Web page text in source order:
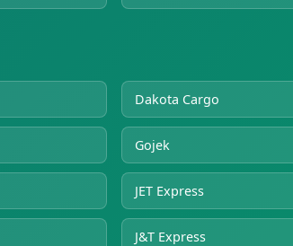
Dakota Cargo
Gojek
JET Express
J&T Express